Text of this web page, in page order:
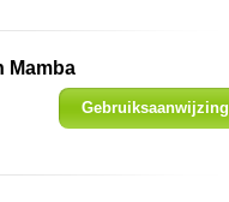
Mamba
Gebruiksaanwijzing